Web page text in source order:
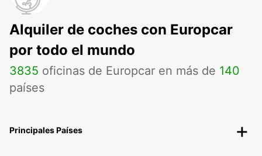
Alquiler de coches con Europcar
por todo el mundo
3835 oficinas de Europcar en más de 140
países
Principales Países